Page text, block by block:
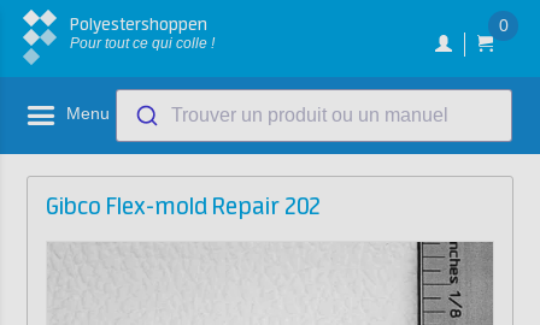
Polyestershoppen
Pour tout ce qui colle !
0
Menu Trouver un produit ou un manuel
Gibco Flex-mold Repair 202